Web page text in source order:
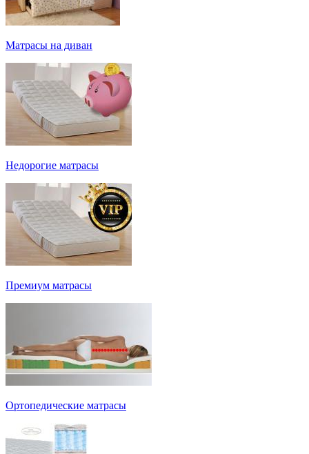
Матрасы на диван
Недорогие матрасы
Премиум матрасы
Ортопедические матрасы